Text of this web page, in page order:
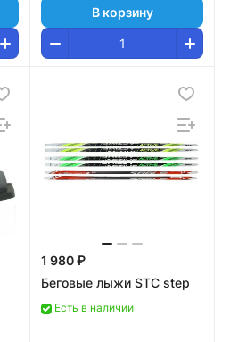
В корзину
1 980 ₽
Беговые лыжи STC step
Есть в наличии